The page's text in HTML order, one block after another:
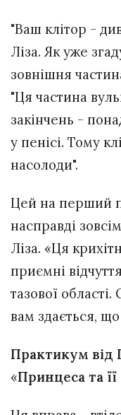
"Ваш клітор -
Ліза. Як уже
зовнішня
"Ця частина
закінчень -
у пенісі. Тому
насолоди".
Цей на перший
насправді
Ліза. «Ця
приємні
тазової
вам здається,
Практикум від
«Принцеса та